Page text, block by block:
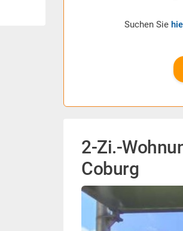
Suchen Sie
2-Zi.-
Coburg